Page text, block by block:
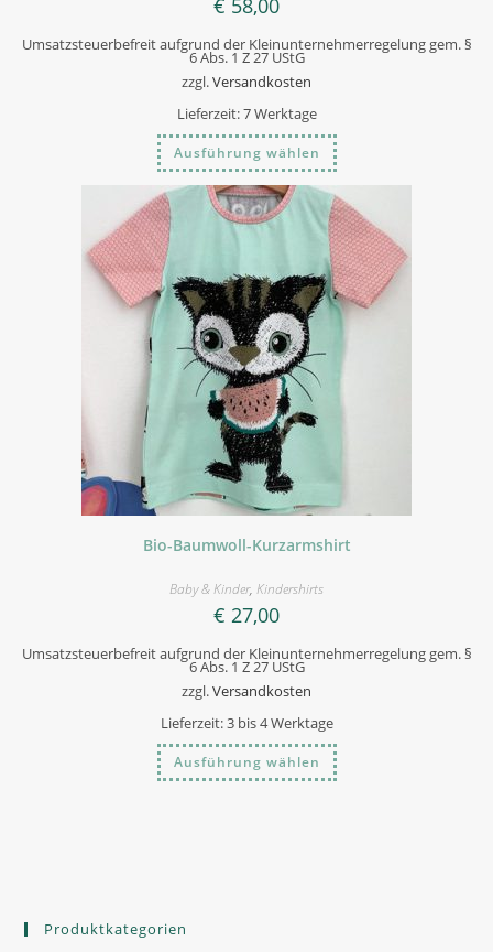
Umsatzsteuerbefreit aufgrund der Kleinunternehmerregelung gem. §
6 Abs. 1 Z 27 UStG
zzgl.Versandkosten
Lieferzeit:7 Werktage
Ausführung wählen
Dieses
Produkt
weist
mehrere
Varianten
auf.
Die
Optionen
können
auf
der
Produktseite
Bio-Baumwoll-Kurzarmshirt
Baby & Kinder, Kindershirts
€ 27,00
Umsatzsteuerbefreit aufgrund der Kleinunternehmerregelung gem. §
6 Abs. 1 Z 27 UStG
zzgl.Versandkosten
Lieferzeit:3 bis 4 Werktage
Ausführung wählen
Dieses
Produkt
weist
Produktkategorien